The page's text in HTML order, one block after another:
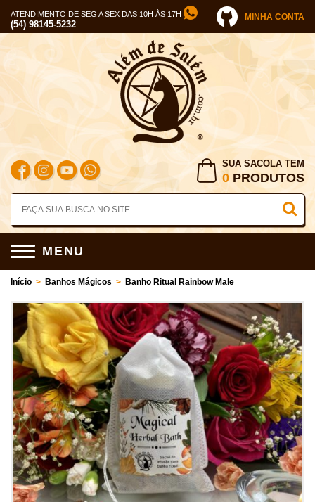
ATENDIMENTO DE SEG A SEX DAS 10H ÀS 17H
(54) 98145-5232
MINHA CONTA
SUA SACOLA TEM
0 PRODUTOS
MENU
Início > Banhos Mágicos > Banho Ritual Rainbow Male